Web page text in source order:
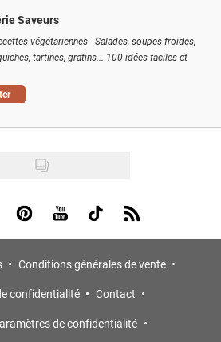
Saveurs
végétariennes - Salades, soupes froides,
tartines, gratins... 100 idées faciles et
on Instagram
Visit us on Pinterest
Visit us on Youtube
Visit us on Tiktok
Visit us on Rss
Conditions générales de vente
confidentialité
Contact
de confidentialité